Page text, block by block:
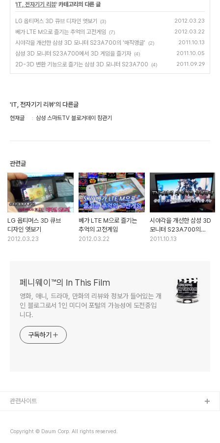
'IT, 전자기기 리뷰' 카테고리의 다른 글
LG 옵티머스 3D 큐브 디자인 엿보기 (3) 2012.03.23
베가 LTE M으로 즐기는 추억의 고전게임 (7) 2012.03.22
시야각을 개선한 삼성 3D 모니터 S23A700의 '매직앵글' (2) 2011.10.13
삼성 3D 모니터 S23A700에서 3D 게임을 즐기자 (4) 2011.10.05
2D-3D 변환 기능으로 즐기는 삼성 3D 모니터 S23A700 (4) 2011.09.29
'IT, 전자기기 리뷰'의 다른글
현재글 삼성 스마트TV 블로거데이 참관기
관련글
LG 옵티머스 3D 큐브
디자인 엿보기
2012.03.23
베가 LTE M으로 즐기는
추억의 고전게임
2012.03.22
시야각을 개선한 삼성 3D
모니터 S23A700의
'매직앵글'
2011.10.13
페니웨이™의 In This Film
영화, 애니, 드라마, 만화의 리뷰와 정보가 들어있는 개
인 블로그로서 1인 미디어 포털의 가능성에 도전중입
니다.
구독하기
Copyright © Daum Corp. All rights reserved.
관련사이트